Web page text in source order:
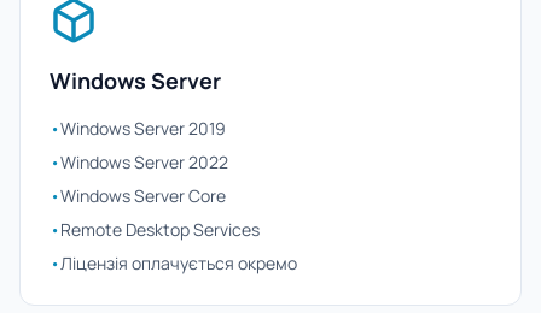
Windows Server
•Windows Server 2019
•Windows Server 2022
•Windows Server Core
•Remote Desktop Services
•Ліцензія оплачується окремо